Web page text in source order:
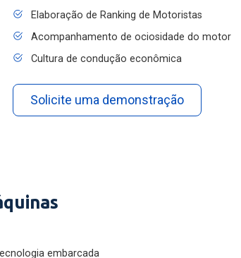
Elaboração de Ranking de Motoristas
Acompanhamento de ociosidade do motor
Cultura de condução econômica
Solicite uma demonstração
embarcada